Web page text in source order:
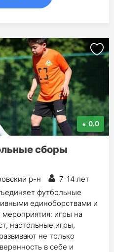
0.0
сборы
р-н
7-14 лет
футбольные
единоборствами и
игры на
настольные игры,
не только
в себе и